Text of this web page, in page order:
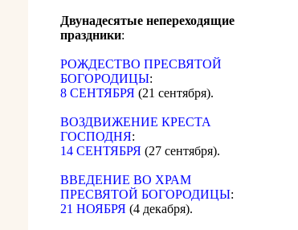
Двунадесятые непереходящие
праздники:
РОЖДЕСТВО ПРЕСВЯТОЙ
БОГОРОДИЦЫ:
8 СЕНТЯБРЯ (21 сентября).
ВОЗДВИЖЕНИЕ КРЕСТА
ГОСПОДНЯ:
14 СЕНТЯБРЯ (27 сентября).
ВВЕДЕНИЕ ВО ХРАМ
ПРЕСВЯТОЙ БОГОРОДИЦЫ:
21 НОЯБРЯ (4 декабря).